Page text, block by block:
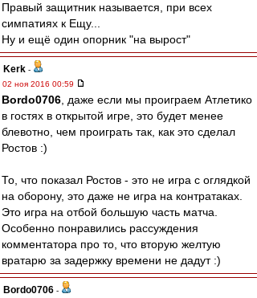
Правый защитник называется, при всех
симпатиях к Ещу...
Ну и ещё один опорник "на вырост"
Kerk -
02 ноя 2016 00:59
Bordo0706 , даже если мы проиграем Атлетико
в гостях в открытой игре, это будет менее
блевотно, чем проиграть так, как это сделал
Ростов :)
То, что показал Ростов - это не игра с оглядкой
на оборону, это даже не игра на контратаках.
Это игра на отбой большую часть матча.
Особенно понравились рассуждения
комментатора про то, что вторую желтую
вратарю за задержку времени не дадут :)
Bordo0706 -